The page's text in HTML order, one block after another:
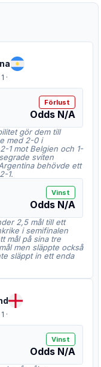
·
Förlust
Odds N/A
gör dem till
med 2-0 i
1 mot Belgien och 1-
sviten
behövde ett
1.
Vinst
Odds N/A
2,5 mål till ett
i semifinalen
mål på sina tre
men släppte också
släppt in ett enda
·
Vinst
Odds N/A